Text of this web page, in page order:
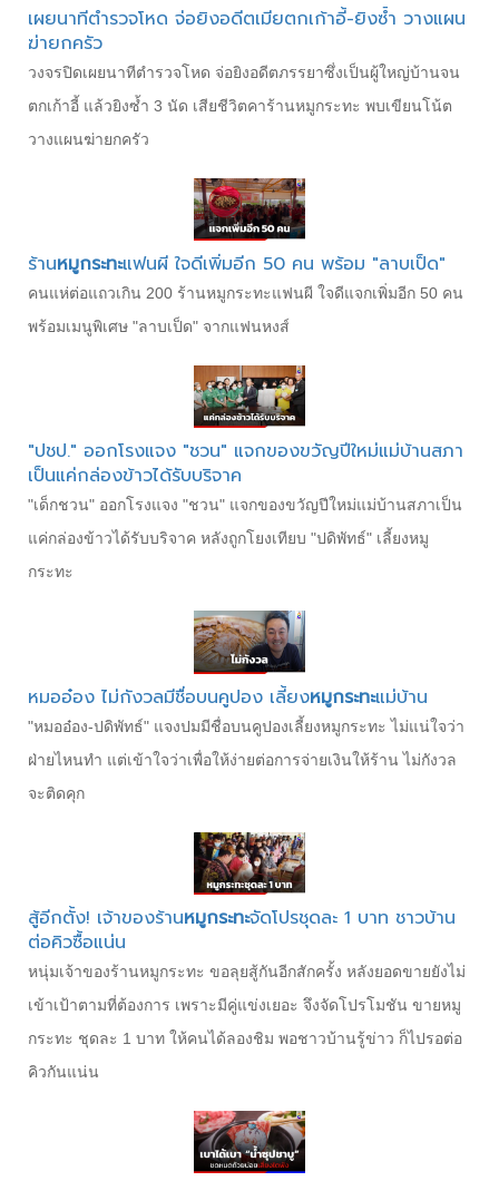
เผยนาทีตำรวจโหด จ่อยิงอดีตเมียตกเก้าอี้-ยิงซ้ำ วางแผน
ฆ่ายกครัว
วงจรปิดเผยนาทีตำรวจโหด จ่อยิงอดีตภรรยาซึ่งเป็นผู้ใหญ่บ้านจน
ตกเก้าอี้ แล้วยิงซ้ำ 3 นัด เสียชีวิตคาร้านหมูกระทะ พบเขียนโน้ต
วางแผนฆ่ายกครัว
ร้านหมูกระทะแฟนผี ใจดีเพิ่มอีก 50 คน พร้อม "ลาบเป็ด"
คนแห่ต่อแถวเกิน 200 ร้านหมูกระทะแฟนผี ใจดีแจกเพิ่มอีก 50 คน
พร้อมเมนูพิเศษ "ลาบเป็ด" จากแฟนหงส์
"ปชป." ออกโรงแจง "ชวน" แจกของขวัญปีใหม่แม่บ้านสภา
เป็นแค่กล่องข้าวได้รับบริจาค
"เด็กชวน" ออกโรงแจง "ชวน" แจกของขวัญปีใหม่แม่บ้านสภาเป็น
แค่กล่องข้าวได้รับบริจาค หลังถูกโยงเทียบ "ปดิพัทธ์" เลี้ยงหมู
กระทะ
หมออ๋อง ไม่กังวลมีชื่อบนคูปอง เลี้ยงหมูกระทะแม่บ้าน
"หมออ๋อง-ปดิพัทธ์" แจงปมมีชื่อบนคูปองเลี้ยงหมูกระทะ ไม่แน่ใจว่า
ฝ่ายไหนทำ แต่เข้าใจว่าเพื่อให้ง่ายต่อการจ่ายเงินให้ร้าน ไม่กังวล
จะติดคุก
สู้อีกตั้ง! เจ้าของร้านหมูกระทะจัดโปรชุดละ 1 บาท ชาวบ้าน
ต่อคิวซื้อแน่น
หนุ่มเจ้าของร้านหมูกระทะ ขอลุยสู้กันอีกสักครั้ง หลังยอดขายยังไม่
เข้าเป้าตามที่ต้องการ เพราะมีคู่แข่งเยอะ จึงจัดโปรโมชัน ขายหมู
กระทะ ชุดละ 1 บาท ให้คนได้ลองชิม พอชาวบ้านรู้ข่าว ก็ไปรอต่อ
คิวกันแน่น